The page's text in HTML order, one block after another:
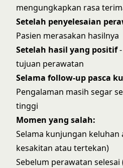
mengungkapkan rasa
Setelah penyelesaian
Pasien merasakan hasilnya
Setelah hasil yang positif-
tujuan perawatan
Selama follow-up pasca
Pengalaman masih segar
tinggi
Momen yang salah:
Selama kunjungan keluhan
kesakitan atau tertekan)
Sebelum perawatan